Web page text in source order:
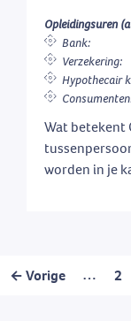
Opleidingsuren
Bank:
Verzekering:
Hypothecair
Wat betekent
worden in je
← Vorige … 2